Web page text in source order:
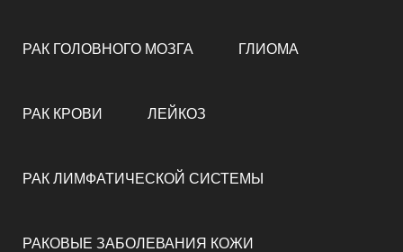
РАК ГОЛОВНОГО МОЗГА ГЛИОМА
РАК КРОВИ ЛЕЙКОЗ
РАК ЛИМФАТИЧЕСКОЙ СИСТЕМЫ
РАКОВЫЕ ЗАБОЛЕВАНИЯ КОЖИ